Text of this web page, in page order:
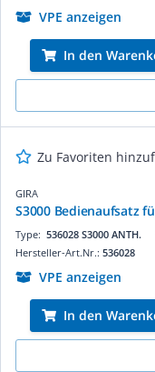
VPE anzeigen
In den
Zu Favoriten
GIRA
S3000 Bedienaufsatz
Type: 536028 S3000 ANTH.
Hersteller-Art.Nr.: 536028
VPE anzeigen
In den